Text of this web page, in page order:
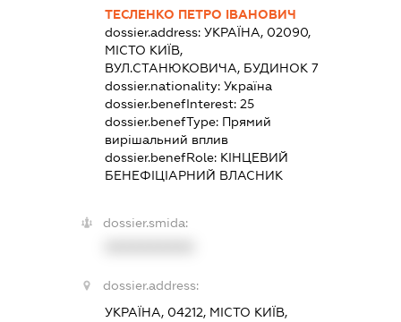
ТЕСЛЕНКО ПЕТРО ІВАНОВИЧ
dossier.address:УКРАЇНА, 02090,
МІСТО КИЇВ,
ВУЛ.СТАНЮКОВИЧА, БУДИНОК 7
dossier.nationality:Україна
dossier.benefInterest:25
dossier.benefType: Прямий
вирішальний вплив
dossier.benefRole: КІНЦЕВИЙ
БЕНЕФІЦІАРНИЙ ВЛАСНИК
dossier.smida:
dossier.address:
УКРАЇНА, 04212, МІСТО КИЇВ,